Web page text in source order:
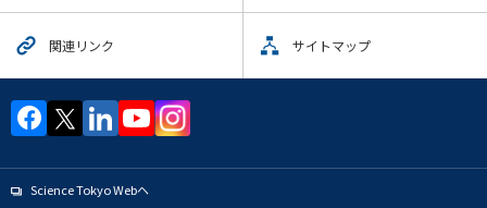
関連リンク サイトマップ
Science Tokyo Webヘ